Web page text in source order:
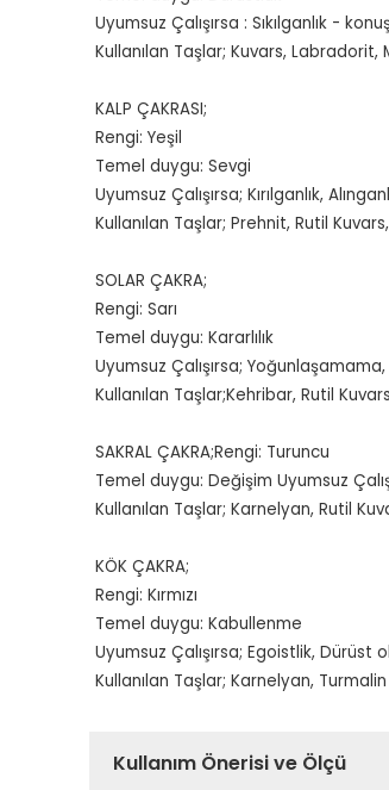
Uyumsuz Çalışırsa : Sıkılganlık -
Kullanılan Taşlar; Kuvars, Labradorit,
KALP ÇAKRASI;
Rengi: Yeşil
Temel duygu: Sevgi
Uyumsuz Çalışırsa; Kırılganlık,
Kullanılan Taşlar; Prehnit, Rutil
SOLAR ÇAKRA;
Rengi: Sarı
Temel duygu: Kararlılık
Uyumsuz Çalışırsa;
Kullanılan Taşlar;Kehribar, Rutil
SAKRAL ÇAKRA;Rengi: Turuncu
Temel duygu: Değişim Uyumsuz
Kullanılan Taşlar; Karnelyan, Rutil
KÖK ÇAKRA;
Rengi: Kırmızı
Temel duygu: Kabullenme
Uyumsuz Çalışırsa; Egoistlik,
Kullanılan Taşlar; Karnelyan, Turmalin
Kullanım Önerisi ve Ölçü